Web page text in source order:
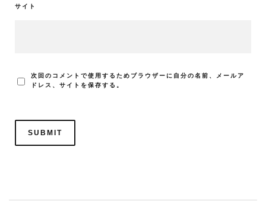
サイト
次回のコメントで使用するためブラウザーに自分の名前、メールア
ドレス、サイトを保存する。